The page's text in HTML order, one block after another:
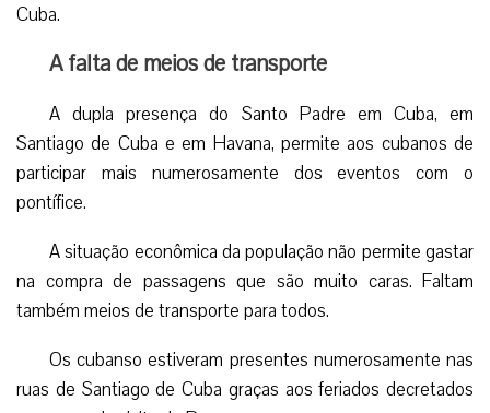
Cuba.
A falta de meios de transporte
A dupla presença do Santo Padre em Cuba, em
Santiago de Cuba e em Havana, permite aos cubanos de
participar mais numerosamente dos eventos com o
pontífice.
A situação econômica da população não permite gastar
na compra de passagens que são muito caras. Faltam
também meios de transporte para todos.
Os cubanso estiveram presentes numerosamente nas
ruas de Santiago de Cuba graças aos feriados decretados